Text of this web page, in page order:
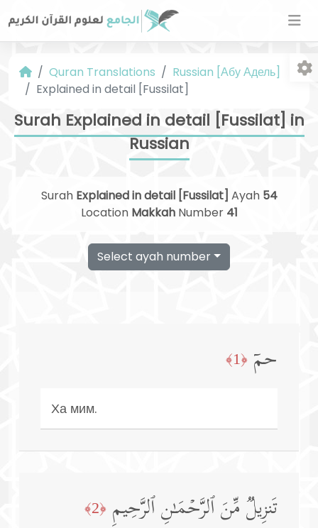
Quran Translations
Russian [Абу Адель]
Explained in detail [Fussilat]
Surah Explained in detail [Fussilat] in
Russian
Surah Explained in detail [Fussilat] Ayah 54
Location MakkahNumber 41
Select ayah number
حمۤ ﴿1﴾
Ха мим.
تَنزِیلࣱ مِّنَ ٱلرَّحۡمَـٰنِ ٱلرَّحِیمِ ﴿2﴾